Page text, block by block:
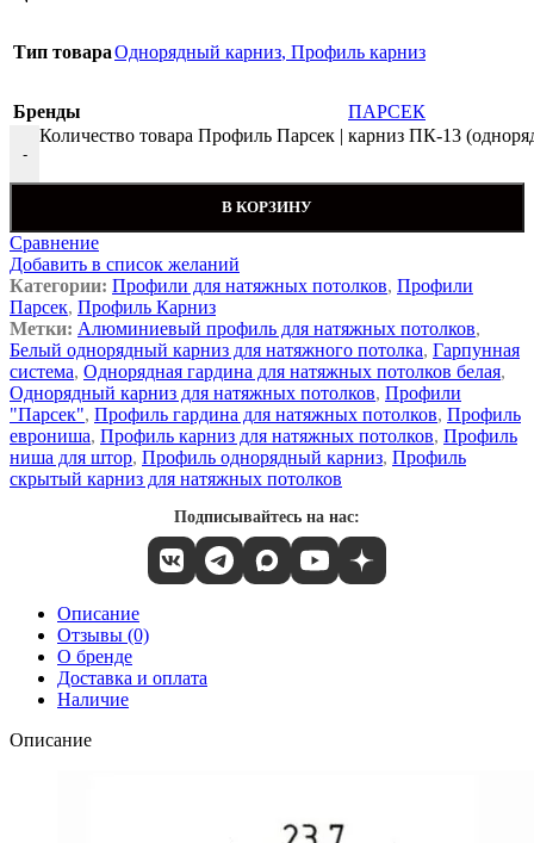
Тип товараОднорядный карниз, Профиль карниз
Бренды ПАРСЕК
-
Количество товара Профиль Парсек | карниз ПК-13
В КОРЗИНУ
Сравнение
Добавить в список желаний
Категории: Профили для натяжных потолков, Профили
Парсек, Профиль Карниз
Метки: Алюминиевый профиль для натяжных потолков,
Белый однорядный карниз для натяжного потолка, Гарпунная
система, Однорядная гардина для натяжных потолков белая,
Однорядный карниз для натяжных потолков, Профили
"Парсек", Профиль гардина для натяжных потолков, Профиль
еврониша, Профиль карниз для натяжных потолков, Профиль
ниша для штор, Профиль однорядный карниз, Профиль
скрытый карниз для натяжных потолков
Подписывайтесь на нас:
Описание
Отзывы (0)
О бренде
Доставка и оплата
Наличие
Описание